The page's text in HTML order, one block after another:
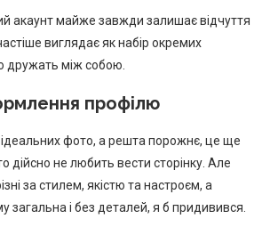
акаунт майже завжди залишає відчуття
виглядає як набір окремих
дружать між собою.
профілю
фото, а решта порожнє, це ще
дійсно не любить вести сторінку. Але
за стилем, якістю та настроєм, а
загальна і без деталей, я б придивився.